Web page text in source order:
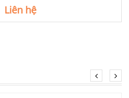
Liên hệ